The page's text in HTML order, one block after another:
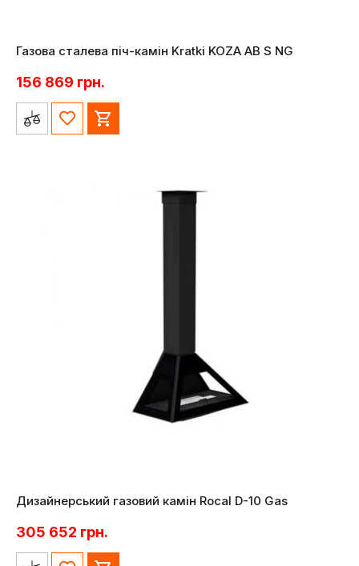
Газова сталева піч-камін Kratki KOZA AB S NG
156 869 грн.
Дизайнерський газовий камін Rocal D-10 Gas
305 652 грн.